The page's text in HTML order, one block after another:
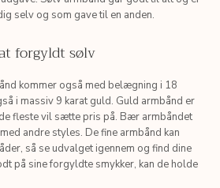
selv og som gave til en anden.
forgyldt sølv
kommer også med belægning i 18
i massiv 9 karat guld. Guld armbånd er
fleste vil sætte pris på. Bær armbåndet
andre styles. De fine armbånd kan
så se udvalget igennem og find dine
på sine forgyldte smykker, kan de holde